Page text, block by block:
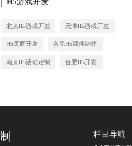
H5游戏开发
北京H5游戏开发 天津H5游戏开发
H5页面开发 合肥H5课件制作
南京H5活动定制 合肥H5开发
栏目导航